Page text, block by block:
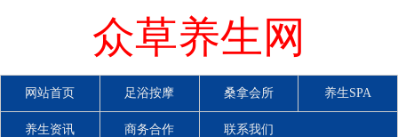
众草养生网
网站首页 足浴按摩 桑拿会所 养生SPA
养生资讯 商务合作 联系我们